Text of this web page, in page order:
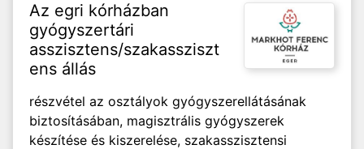
Az egri kórházban
gyógyszertári
asszisztens/szakassziszt
ens állás
részvétel az osztályok gyógyszerellátásának
biztosításában, magisztrális gyógyszerek
készítése és kiszerelése, szakasszisztensi